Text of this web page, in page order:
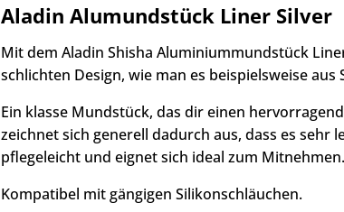
Aladin Alumundstück Liner Silver
Mit dem Aladin Shisha Aluminiummundstück
schlichten Design, wie man es beispielsweise
Ein klasse Mundstück, das dir einen
zeichnet sich generell dadurch aus, dass es sehr
pflegeleicht und eignet sich ideal zum Mitnehmen.
Kompatibel mit gängigen Silikonschläuchen.